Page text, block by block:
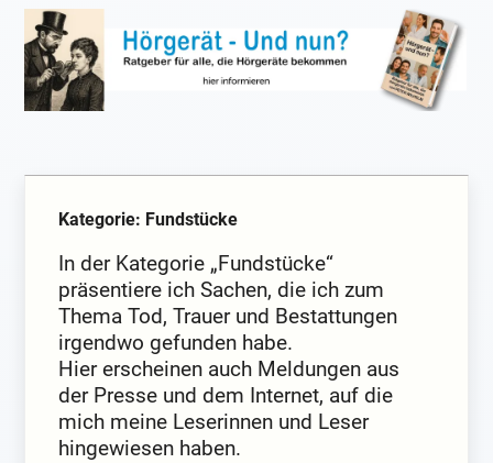
Kategorie: Fundstücke
In der Kategorie „Fundstücke“
präsentiere ich Sachen, die ich zum
Thema Tod, Trauer und Bestattungen
irgendwo gefunden habe.
Hier erscheinen auch Meldungen aus
der Presse und dem Internet, auf die
mich meine Leserinnen und Leser
hingewiesen haben.